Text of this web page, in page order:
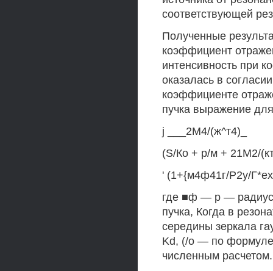
соответствующей
Полученные
коэффициент
интенсивность при
оказалась в
коэффициенте
пучка выражение
j ___2М4/(ж^т4)_
(S/Ко + р/м + 21М2/
' (1+{м4ф41г/Р2у/
где ■ф — р —
пучка, Когда в
середины зеркала
Kd, (/о — по
численным расчетом.